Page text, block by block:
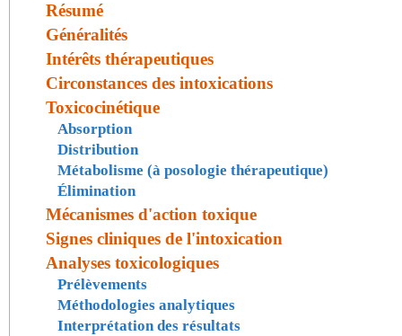
Résumé
Généralités
Intérêts thérapeutiques
Circonstances des intoxications
Toxicocinétique
Absorption
Distribution
Métabolisme (à posologie thérapeutique)
Élimination
Mécanismes d'action toxique
Signes cliniques de l'intoxication
Analyses toxicologiques
Prélèvements
Méthodologies analytiques
Interprétation des résultats